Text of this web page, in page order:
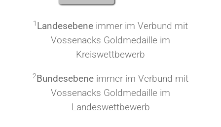
1 Landesebene immer im Verbund mit
Vossenacks Goldmedaille im
Kreiswettbewerb
2 Bundesebene immer im Verbund mit
Vossenacks Goldmedaille im
Landeswettbewerb